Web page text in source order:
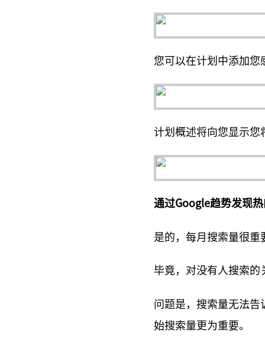
您可以在计划中添加您
计划概述将向您显示您
通过Google趋势发现
是的，每月搜索量很重
毕竟，对没有人搜索的
问题是，搜索量无法告
始搜索量更为重要。